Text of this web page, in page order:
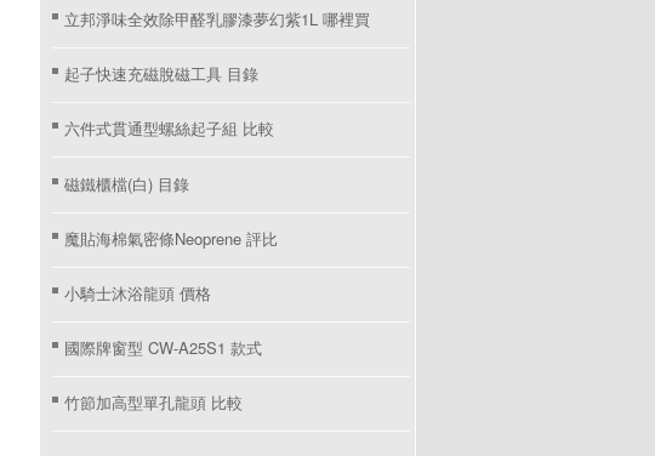
立邦淨味全效除甲醛乳膠漆夢幻紫1L 哪裡買
起子快速充磁脫磁工具 目錄
六件式貫通型螺絲起子組 比較
磁鐵櫃檔(白) 目錄
魔貼海棉氣密條Neoprene 評比
小騎士沐浴龍頭 價格
國際牌窗型 CW-A25S1 款式
竹節加高型單孔龍頭 比較